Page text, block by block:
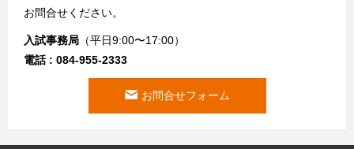
お問合せください。
入試事務局 （平日9:00〜17:00）
電話 : 084-955-2333
お問合せフォーム